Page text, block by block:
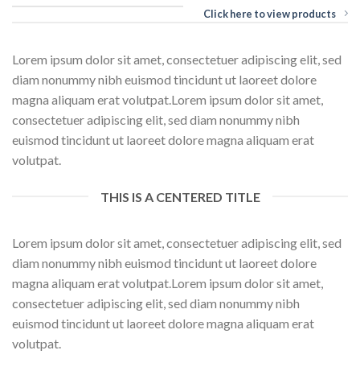
Click here to view products
Lorem ipsum dolor sit amet, consectetuer adipiscing elit, sed
diam nonummy nibh euismod tincidunt ut laoreet dolore
magna aliquam erat volutpat.Lorem ipsum dolor sit amet,
consectetuer adipiscing elit, sed diam nonummy nibh
euismod tincidunt ut laoreet dolore magna aliquam erat
volutpat.
THIS IS A CENTERED TITLE
Lorem ipsum dolor sit amet, consectetuer adipiscing elit, sed
diam nonummy nibh euismod tincidunt ut laoreet dolore
magna aliquam erat volutpat.Lorem ipsum dolor sit amet,
consectetuer adipiscing elit, sed diam nonummy nibh
euismod tincidunt ut laoreet dolore magna aliquam erat
volutpat.